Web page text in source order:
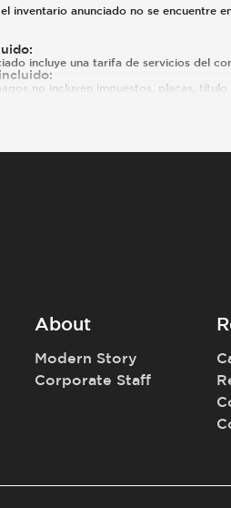
inventario anunciado no se encuentre
:
incluye una tarifa de servicios del
:
no incluyen impuestos, placas, título
About
Modern Story
Corporate Staff